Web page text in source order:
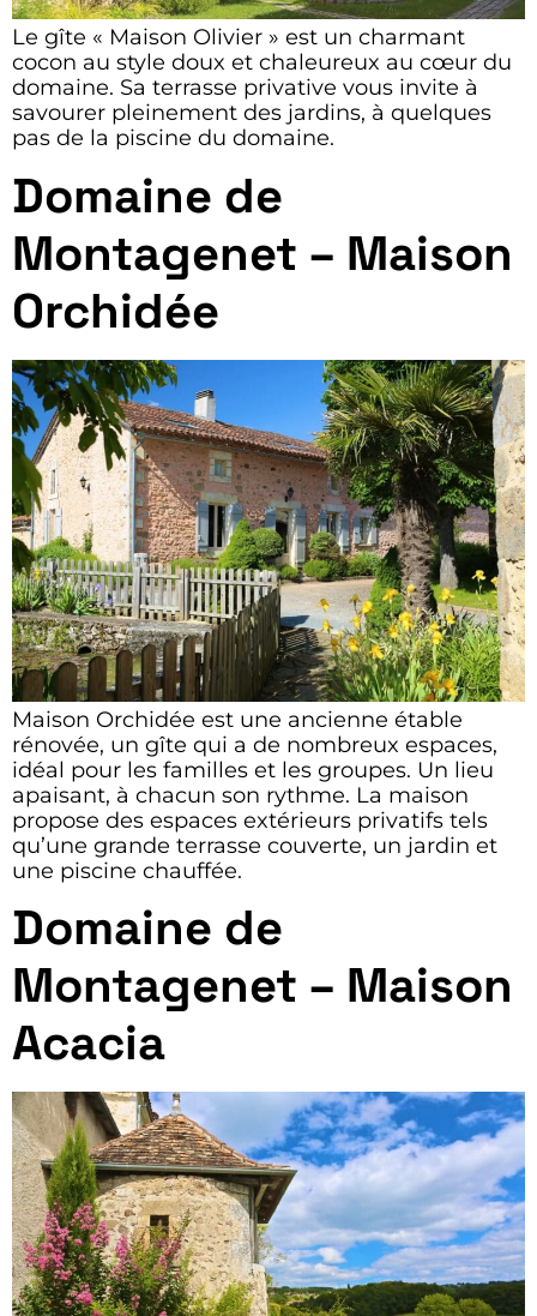
Le gîte « Maison Olivier » est un charmant
cocon au style doux et chaleureux au cœur du
domaine. Sa terrasse privative vous invite à
savourer pleinement des jardins, à quelques
pas de la piscine du domaine.
Domaine de
Montagenet – Maison
Orchidée
Maison Orchidée est une ancienne étable
rénovée, un gîte qui a de nombreux espaces,
idéal pour les familles et les groupes. Un lieu
apaisant, à chacun son rythme. La maison
propose des espaces extérieurs privatifs tels
qu’une grande terrasse couverte, un jardin et
une piscine chauffée.
Domaine de
Montagenet – Maison
Acacia